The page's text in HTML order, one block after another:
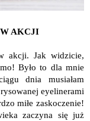
AKCJI
akcji. Jak widzicie,
Było to dla mnie
dnia musiałam
eyelinerami
miłe zaskoczenie!
zaczyna się już